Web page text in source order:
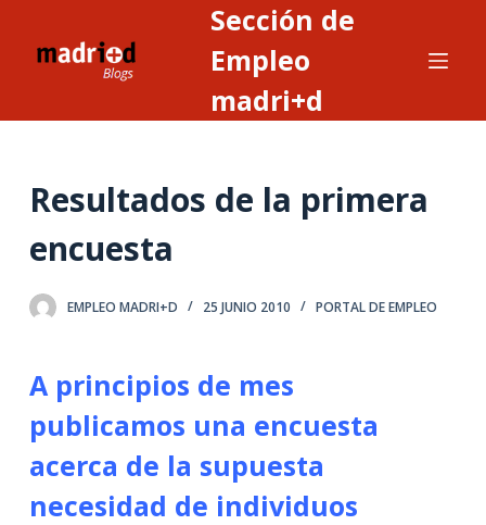
n
n
o
Sección de
Empleo
madri+d
Resultados de la primera
encuesta
EMPLEO MADRI+D 25 JUNIO 2010 PORTAL DE EMPLEO
A principios de mes
publicamos una encuesta
acerca de la supuesta
necesidad de individuos